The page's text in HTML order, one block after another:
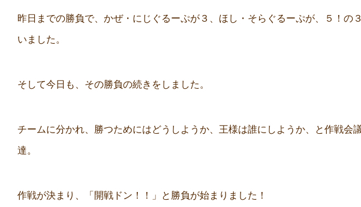
昨日までの勝負で、かぜ・にじぐるーぷが３、ほし・そらぐるーぷが、５！の
いました。
そして今日も、その勝負の続きをしました。
チームに分かれ、勝つためにはどうしようか、王様は誰にしようか、と作戦会
達。
作戦が決まり、「開戦ドン！！」と勝負が始まりました！